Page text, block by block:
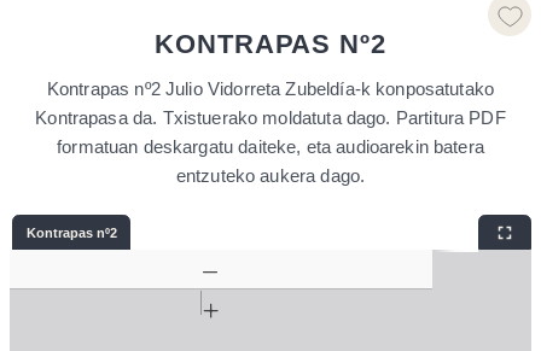
KONTRAPAS Nº2
Kontrapas nº2 Julio Vidorreta Zubeldía-k konposatutako
Kontrapasa da. Txistuerako moldatuta dago. Partitura PDF
formatuan deskargatu daiteke, eta audioarekin batera
entzuteko aukera dago.
Kontrapas nº2